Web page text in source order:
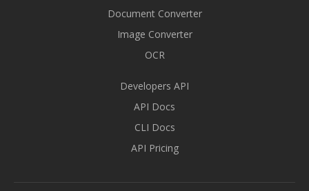
Document Converter
Image Converter
OCR
Developers API
API Docs
CLI Docs
API Pricing